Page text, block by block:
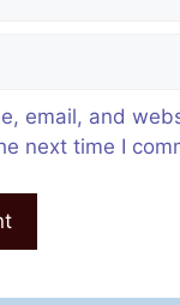
email, and
next time I